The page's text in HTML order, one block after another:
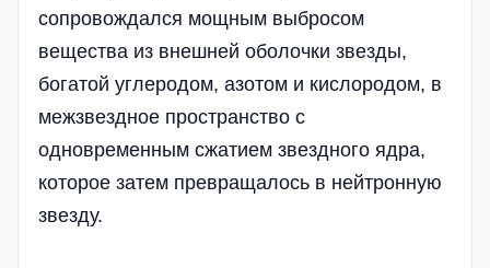
сопровождался мощным выбросом
вещества из внешней оболочки звезды,
богатой углеродом, азотом и кислородом, в
межзвездное пространство с
одновременным сжатием звездного ядра,
которое затем превращалось в нейтронную
звезду.